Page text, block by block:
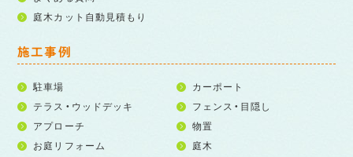
庭木カット自動見積もり
施工事例
駐車場
カーポート
テラス・ウッドデッキ
フェンス・目隠し
アプローチ
物置
お庭リフォーム
庭木